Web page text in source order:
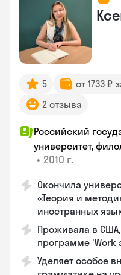
5 от 1733 ₽
2 отзыва
Российский
университет,
• 2010 г.
Окончила
«Теория и
иностранных
Проживала в
программе 'Work
Уделяет особое